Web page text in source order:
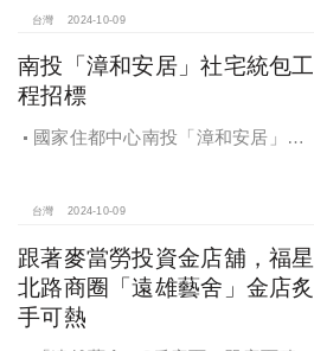
台灣 2024-10-09
南投「漳和安居」社宅統包工
程招標
國家住都中心南投「漳和安居」社
台灣 2024-10-09
跟著麥當勞投資金店舖，福星
北路商圈「遠雄藝舍」金店炙
手可熱